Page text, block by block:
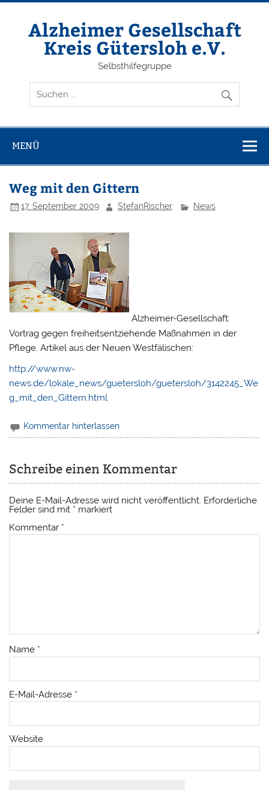
Zum
springenAlzheimer Gesellschaft
Kreis Gütersloh e.V.
Selbsthilfegruppe
MENÜ
Weg mit den Gittern
17. September 2009 StefanRischer News
Alzheimer-Gesellschaft:
Vortrag gegen freiheitsentziehende Maßnahmen in der
Pflege. Artikel aus der Neuen Westfälischen:
http://www.nw-
news.de/lokale_news/guetersloh/guetersloh/3142245_We
g_mit_den_Gittern.html
Kommentar hinterlassen
Schreibe einen Kommentar
Deine E-Mail-Adresse wird nicht veröffentlicht. Erforderliche
Felder sind mit * markiert
Kommentar *
Name *
E-Mail-Adresse *
Website